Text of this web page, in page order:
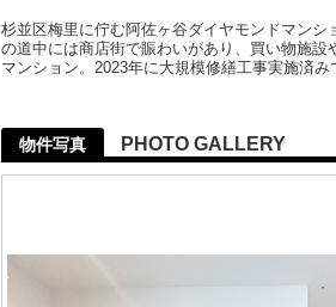
杉並区梅里に佇む阿佐ヶ谷ダイヤモンドマン
の道中には商店街で賑わいがあり、買い物施
マンション。2023年に大規模修繕工事実施済み
物件写真 PHOTO GALLERY